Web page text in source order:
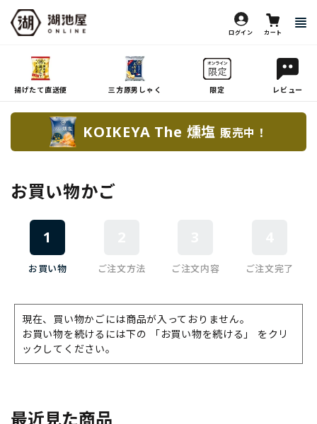
ログイン カート
揚げたて直送便 三方原男しゃく 限定 レビュー
KOIKEYA The 燻塩 販売中！
お買い物かご
1
お買い物 ご注文方法 ご注文内容 ご注文完了
現在、買い物かごには商品が入っておりません。
お買い物を続けるには下の 「お買い物を続ける」 をクリ
ックしてください。
最近見た商品